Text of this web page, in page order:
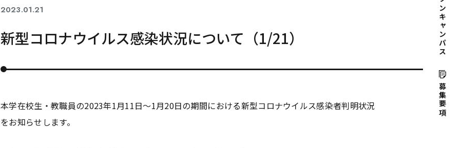
オープンキャンパス
募集要項
2023.01.21
新型コロナウイルス感染状況について（1/21）
本学在校生・教職員の2023年1月11日～1月20日の期間における新型コロナウイルス感染者判明状況
をお知らせします。